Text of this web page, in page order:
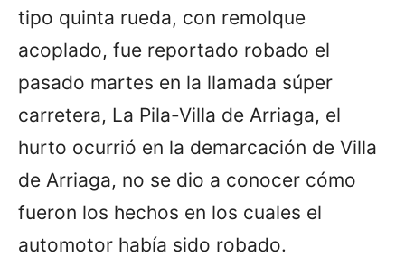
tipo quinta rueda, con remolque
acoplado, fue reportado robado el
pasado martes en la llamada súper
carretera, La Pila-Villa de Arriaga, el
hurto ocurrió en la demarcación de Villa
de Arriaga, no se dio a conocer cómo
fueron los hechos en los cuales el
automotor había sido robado.